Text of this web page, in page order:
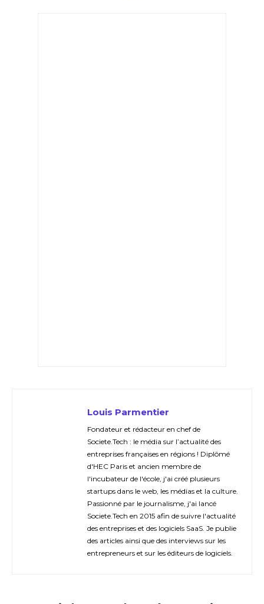
Louis Parmentier
Fondateur et rédacteur en chef de
Societe.Tech : le média sur l’actualité des
entreprises françaises en régions ! Diplômé
d'HEC Paris et ancien membre de
l'incubateur de l'école, j'ai créé plusieurs
startups dans le web, les médias et la culture.
Passionné par le journalisme, j'ai lancé
Societe.Tech en 2015 afin de suivre l'actualité
des entreprises et des logiciels SaaS. Je publie
des articles ainsi que des interviews sur les
entrepreneurs et sur les éditeurs de logiciels.